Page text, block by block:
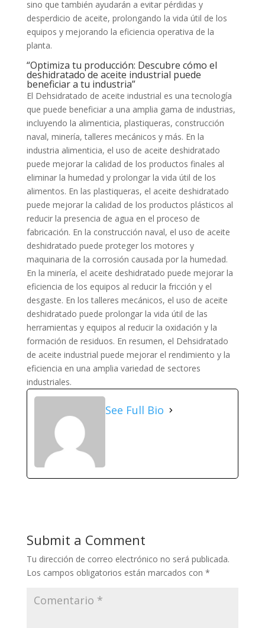
sino que también ayudarán a evitar pérdidas y
desperdicio de aceite, prolongando la vida útil de los
equipos y mejorando la eficiencia operativa de la
planta.
“Optimiza tu producción: Descubre cómo el
deshidratado de aceite industrial puede
beneficiar a tu industria”
El Dehsidratado de aceite industrial es una tecnología
que puede beneficiar a una amplia gama de industrias,
incluyendo la alimenticia, plastiqueras, construcción
naval, minería, talleres mecánicos y más. En la
industria alimenticia, el uso de aceite deshidratado
puede mejorar la calidad de los productos finales al
eliminar la humedad y prolongar la vida útil de los
alimentos. En las plastiqueras, el aceite deshidratado
puede mejorar la calidad de los productos plásticos al
reducir la presencia de agua en el proceso de
fabricación. En la construcción naval, el uso de aceite
deshidratado puede proteger los motores y
maquinaria de la corrosión causada por la humedad.
En la minería, el aceite deshidratado puede mejorar la
eficiencia de los equipos al reducir la fricción y el
desgaste. En los talleres mecánicos, el uso de aceite
deshidratado puede prolongar la vida útil de las
herramientas y equipos al reducir la oxidación y la
formación de residuos. En resumen, el Dehsidratado
de aceite industrial puede mejorar el rendimiento y la
eficiencia en una amplia variedad de sectores
industriales.
See Full Bio
Submit a Comment
Tu dirección de correo electrónico no será publicada.
Los campos obligatorios están marcados con *